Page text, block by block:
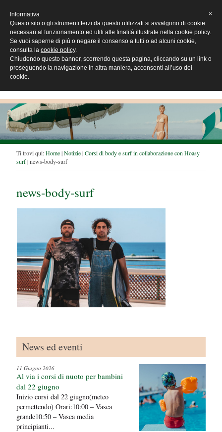
T
i
t
v
i
Ti trovi qui:Home|Notizie|Corsi di body e surf in collaborazione con Hoasy
surf|news-body-surf
news-body-surf
News ed eventi
11 Giugno 2026
Al via i corsi di nuoto per bambini
dal 22 giugno
Inizio corsi dal 22 giugno(meteo
permettendo) Orari:10:00 – Vasca
grande10:50 – Vasca media
principianti...
×
Informativa
Questo sito o gli strumenti terzi da questo utilizzati si avvalgono di cookie
necessari al funzionamento ed utili alle finalità illustrate nella cookie policy.
Se vuoi saperne di più o negare il consenso a tutti o ad alcuni cookie,
consulta la cookie policy.
Chiudendo questo banner, scorrendo questa pagina, cliccando su un link o
proseguendo la navigazione in altra maniera, acconsenti all’uso dei
cookie.